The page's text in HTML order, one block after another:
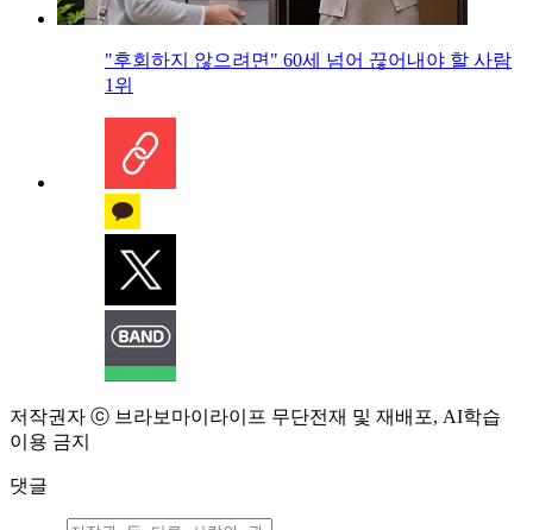
"후회하지 않으려면" 60세 넘어 끊어내야 할 사람
1위
저작권자 ⓒ 브라보마이라이프 무단전재 및 재배포, AI학습
이용 금지
댓글